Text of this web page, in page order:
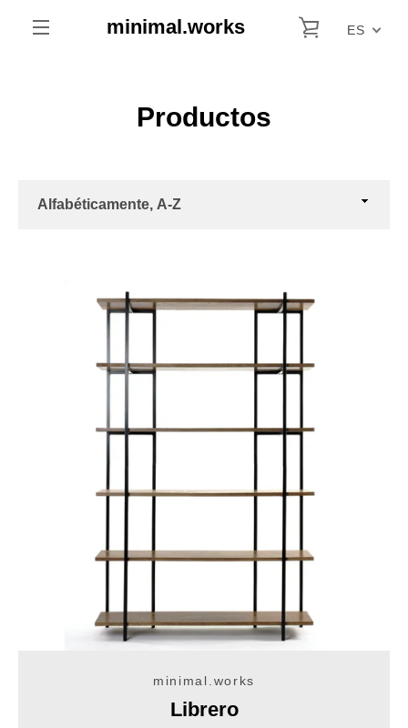
directamente
FacebookInstagram
minimal.works VERES
Productos
minimal.works
Librero